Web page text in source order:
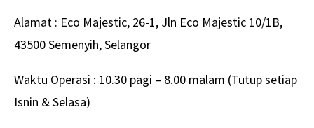
Alamat : Eco Majestic, 26-1, Jln Eco Majestic 10/1B,
43500 Semenyih, Selangor
Waktu Operasi : 10.30 pagi – 8.00 malam (Tutup setiap
Isnin & Selasa)